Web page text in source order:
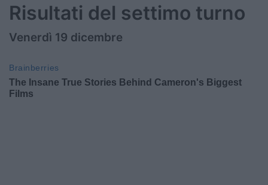
Risultati del settimo turno
Venerdì 19 dicembre